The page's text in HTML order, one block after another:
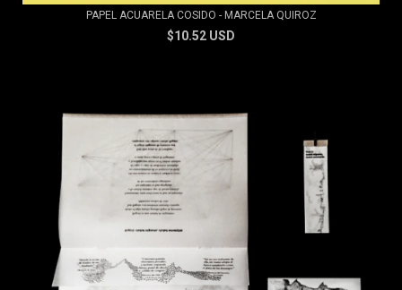
PAPEL ACUARELA COSIDO - MARCELA QUIROZ
$10.52 USD